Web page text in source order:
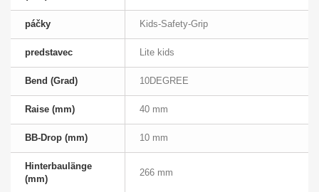
páčky Kids-Safety-Grip
predstavec Lite kids
Bend (Grad) 10DEGREE
Raise (mm) 40 mm
BB-Drop (mm) 10 mm
Hinterbaulänge
(mm)
266 mm